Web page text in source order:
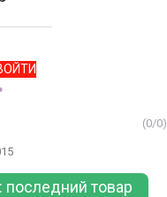
(0/0)
последний товар